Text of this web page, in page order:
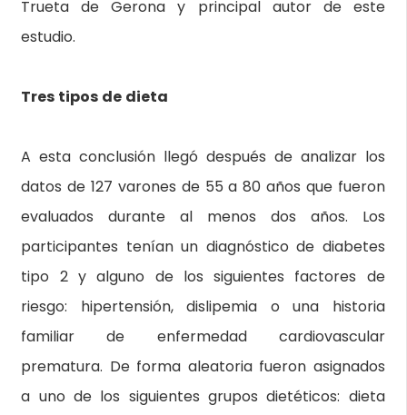
Trueta de Gerona y principal autor de este
estudio.
Tres tipos de dieta
A esta conclusión llegó después de analizar los
datos de 127 varones de 55 a 80 años que fueron
evaluados durante al menos dos años. Los
participantes tenían un diagnóstico de diabetes
tipo 2 y alguno de los siguientes factores de
riesgo: hipertensión, dislipemia o una historia
familiar de enfermedad cardiovascular
prematura. De forma aleatoria fueron asignados
a uno de los siguientes grupos dietéticos: dieta